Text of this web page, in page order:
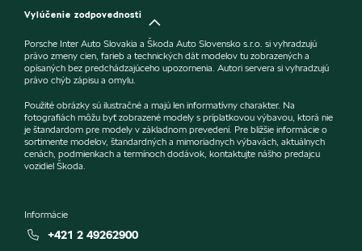
Vylúčenie zodpovednosti
Porsche Inter Auto Slovakia a Škoda Auto Slovensko s.r.o. si vyhradzujú
právo zmeny cien, farieb a technických dát modelov tu zobrazených a
opísaných bez predchádzajúceho upozornenia. Autori servera si vyhradzujú
právo chýb zápisu a omylu.
Použité obrázky sú ilustračné a majú len informatívny charakter. Na
fotografiách môžu byť zobrazené modely s príplatkovou výbavou, ktorá nie
je štandardom pre modely v základnom prevedení. Pre bližšie informácie o
sortimente modelov, štandardných a mimoriadnych výbavách, aktuálnych
cenách, podmienkach a termínoch dodávok, kontaktujte nášho predajcu
vozidiel Škoda.
Informácie
+421 2 49262900